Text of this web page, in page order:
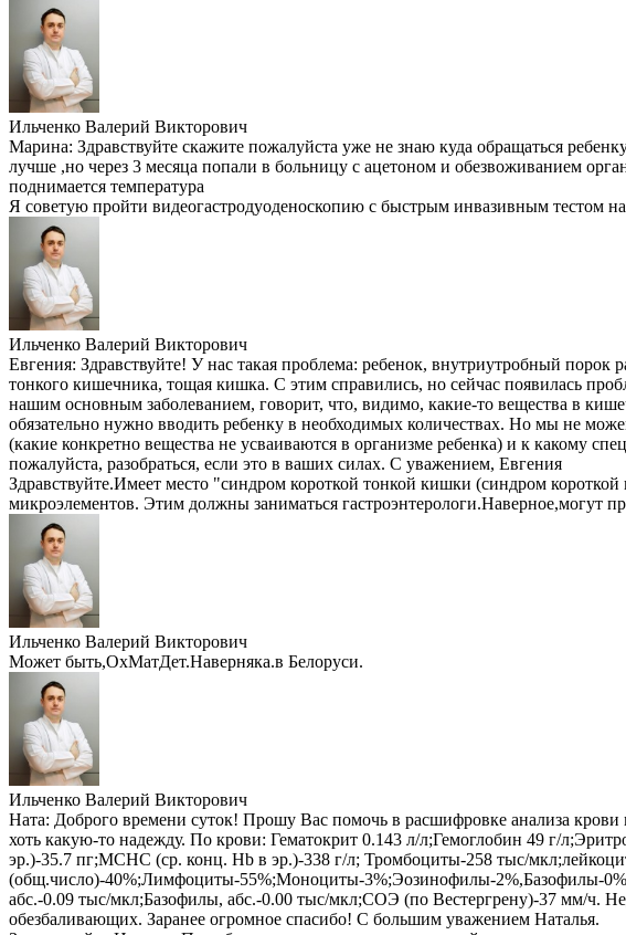
Ильченко Валерий Викторович
Марина: Здравствуйте скажите пожалуйста уже не знаю куда обращаться
лучше ,но через 3 месяца попали в больницу с ацетоном и обезвоживанием
поднимается температура
Я советую пройти видеогастродуоденоскопию с быстрым инвазивным тестом на
Ильченко Валерий Викторович
Евгения: Здравствуйте! У нас такая проблема: ребенок, внутриутробный порок
тонкого кишечника, тощая кишка. С этим справились, но сейчас появилась
нашим основным заболеванием, говорит, что, видимо, какие-то вещества в
обязательно нужно вводить ребенку в необходимых количествах. Но мы не
(какие конкретно вещества не усваиваются в организме ребенка) и к какому
пожалуйста, разобраться, если это в ваших силах. С уважением, Евгения
Здравствуйте.Имеет место "синдром короткой тонкой кишки (синдром
микроэлементов. Этим должны заниматься
Ильченко Валерий Викторович
Может быть,ОхМатДет.Наверняка.в Белоруси.
Ильченко Валерий Викторович
Ната: Доброго времени суток! Прошу Вас помочь в расшифровке анализа
хоть какую-то надежду. По крови: Гематокрит 0.143 л/л;Гемоглобин 49 г/
эр.)-35.7 пг;МСHС (ср. конц. Hb в эр.)-338 г/л; Тромбоциты-258 тыс/
(общ.число)-40%;Лимфоциты-55%;Моноциты-3%;Эозинофилы-2%,Базофилы-
абс.-0.09 тыс/мкл;Базофилы, абс.-0.00 тыс/мкл;СОЭ (по Вестергрену)-37 мм/ч.
обезбаливающих. Заранее огромное спасибо! С большим уважением Наталья.